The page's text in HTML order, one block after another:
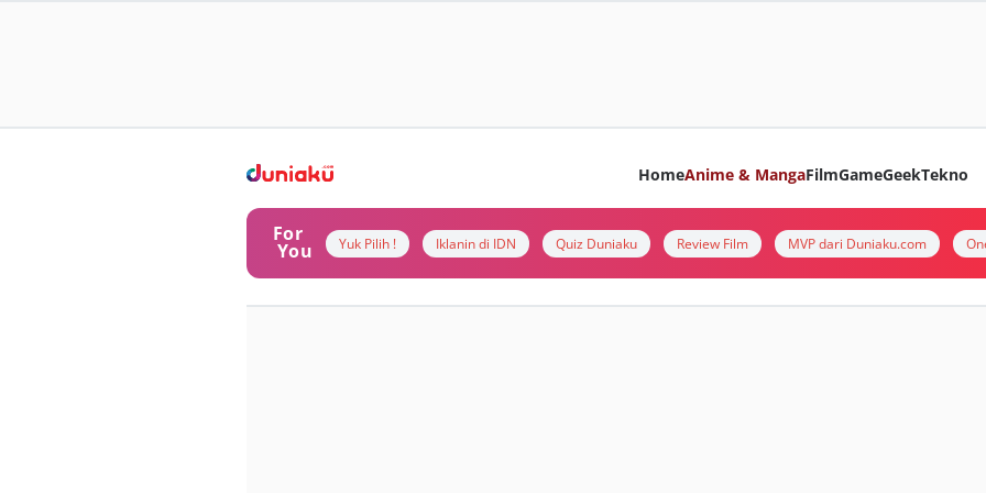
HomeAnime & MangaFilmGameGeekTekno
For
You Yuk Pilih ! Iklanin di IDN Quiz Duniaku Review Film MVP dari Duniaku.com